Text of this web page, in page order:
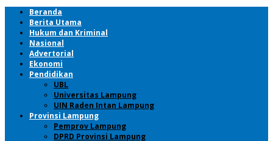
Beranda
Berita Utama
Hukum dan Kriminal
Nasional
Advertorial
Ekonomi
Pendidikan
UBL
Universitas Lampung
UIN Raden Intan Lampung
Provinsi Lampung
Pemprov Lampung
DPRD Provinsi Lampung